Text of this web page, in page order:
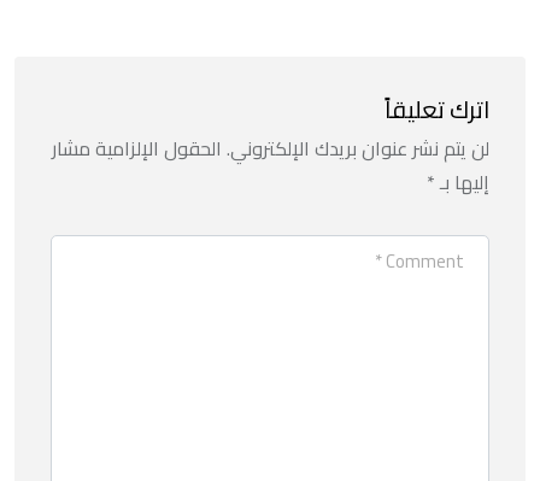
اترك تعليقاً
لن يتم نشر عنوان بريدك الإلكتروني. الحقول الإلزامية مشار
إليها بـ*